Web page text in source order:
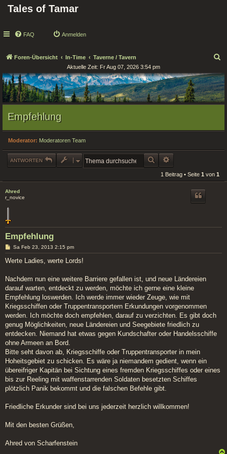
Tales of Tamar
FAQ Anmelden
Foren-Übersicht In-Time Taverne / Tavern
c
h
e
Aktuelle Zeit: Fr Aug 07, 2026 3:54 pm
Empfehlung
Moderator: Moderatoren Team
ANTWORTEN SUCHE
1 Beitrag • Seite 1 von 1
Ahred
r_novice
Empfehlung
B
e
i
t
a
g
Sa Feb 23, 2013 2:15 pm
Werte Ladies, werte Lords!
Nachdem nun eine weitere Barriere gefallen ist, und neue Ländereien
darauf warten, entdeckt zu werden, möchte ich gerne eine kleine
Empfehlung loswerden. Ich werde immer wieder Zeuge, wie mit
Kriegsschiffen oder Truppentransportern Erkundungen vorgenommen
werden. Ich möchte doch empfehlen, darauf zu verzichten. Es gibt doch
genug Möglichkeiten, neue Ländereien und Seegebiete friedlich zu
entdecken. Niemand hat etwas gegen Kundschafter oder Handelsschiffe
ohne Armeen an Bord.
Bitte seht davon ab, Kriegsschiffe oder Truppentransporter in mein
Hoheitsgebiet zu schicken. Es wäre ja niemandem gedient, wenn ein
übereifriger Kapitän bei Sichtung eines fremden Kriegsschiffes oder eines
bis zur Reeling mit waffenstarrenden Soldaten besetzten Schiffes
plötzlich Panik bekommt und die falschen Befehle gibt.
Friedliche Erkunder sind bei uns jederzeit herzlich willkommen!
Mit den besten Grüßen,
Ahred von Scharfenstein